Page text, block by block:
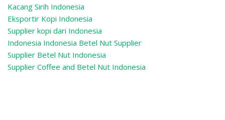
Kacang Sirih Indonesia
Eksportir Kopi Indonesia
Supplier kopi dari Indonesia
Indonesia Indonesia Betel Nut Supplier
Supplier Betel Nut Indonesia
Supplier Coffee and Betel Nut Indonesia